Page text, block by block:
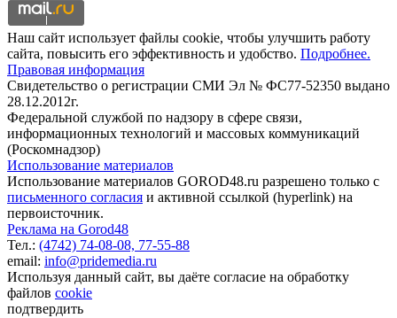
Наш сайт использует файлы cookie, чтобы улучшить работу
сайта, повысить его эффективность и удобство. Подробнее.
Правовая информация
Свидетельство о регистрации СМИ Эл № ФС77-52350 выдано
28.12.2012г.
Федеральной службой по надзору в сфере связи,
информационных технологий и массовых коммуникаций
(Роскомнадзор)
Использование материалов
Использование материалов GOROD48.ru разрешено только с
письменного согласия и активной ссылкой (hyperlink) на
первоисточник.
Реклама на Gorod48
Тел.: (4742) 74-08-08, 77-55-88
email: info@pridemedia.ru
Используя данный сайт, вы даёте согласие на обработку
файлов cookie
подтвердить